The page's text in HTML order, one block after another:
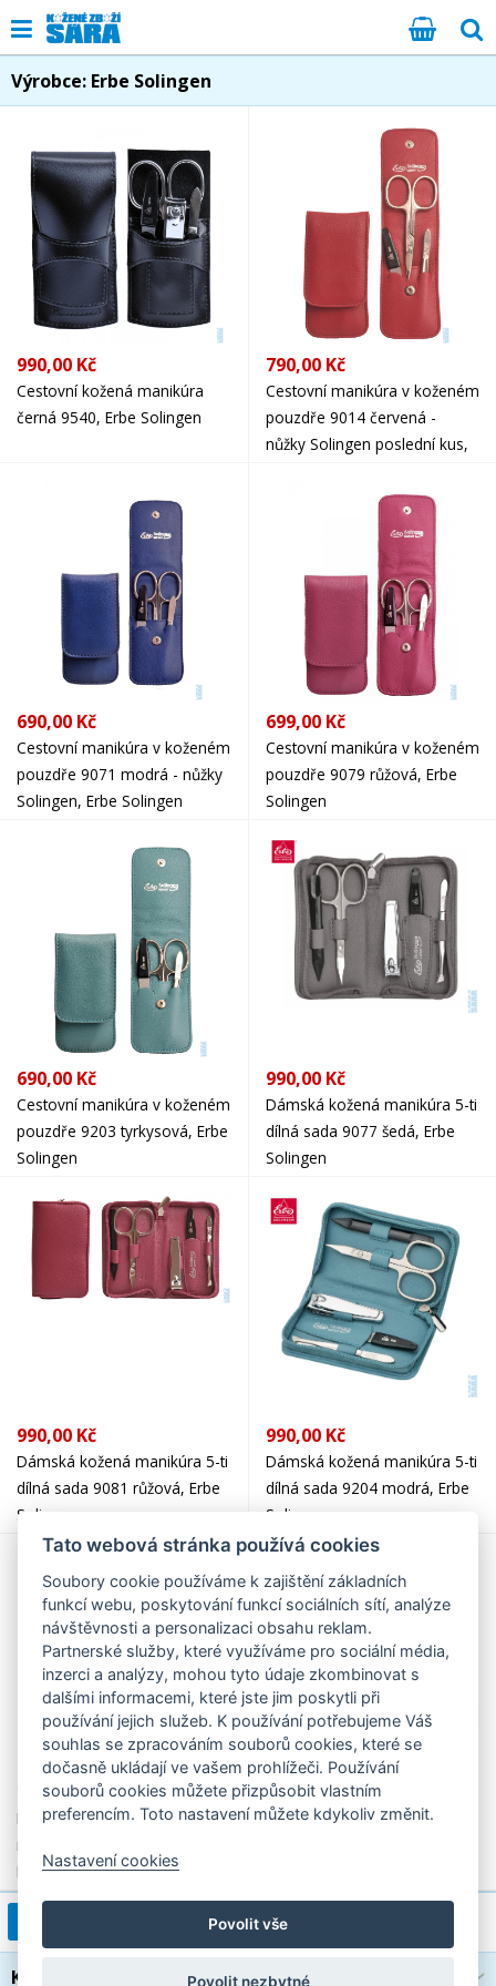
Výrobce: Erbe Solingen
990,00 Kč
Cestovní kožená manikúra
černá 9540, Erbe Solingen
790,00 Kč
Cestovní manikúra v koženém
pouzdře 9014 červená -
nůžky Solingen poslední kus,
690,00 Kč
Cestovní manikúra v koženém
pouzdře 9071 modrá - nůžky
Solingen, Erbe Solingen
699,00 Kč
Cestovní manikúra v koženém
pouzdře 9079 růžová, Erbe
Solingen
690,00 Kč
Cestovní manikúra v koženém
pouzdře 9203 tyrkysová, Erbe
Solingen
990,00 Kč
Dámská kožená manikúra 5-ti
dílná sada 9077 šedá, Erbe
Solingen
990,00 Kč
Dámská kožená manikúra 5-ti
dílná sada 9081 růžová, Erbe
Solingen
990,00 Kč
Dámská kožená manikúra 5-ti
dílná sada 9204 modrá, Erbe
Solingen
1 790,00 Kč
Dámská luxusní kožená
manikúra 5 dílů 9078 šedá,
Erbe Solingen
959,00 Kč
Dámská manikúra Magic Box
1 / 4
Kategorie
Tato webová stránka používá cookies
Soubory cookie používáme k zajištění základních
funkcí webu, poskytování funkcí sociálních sítí, analýze
návštěvnosti a personalizaci obsahu reklam.
Partnerské služby, které využíváme pro sociální média,
inzerci a analýzy, mohou tyto údaje zkombinovat s
dalšími informacemi, které jste jim poskytli při
používání jejich služeb. K používání potřebujeme Váš
souhlas se zpracováním souborů cookies, které se
dočasně ukládají ve vašem prohlížeči. Používání
souborů cookies můžete přizpůsobit vlastním
preferencím. Toto nastavení můžete kdykoliv změnit.
Nastavení cookies
Povolit vše
Povolit nezbytné